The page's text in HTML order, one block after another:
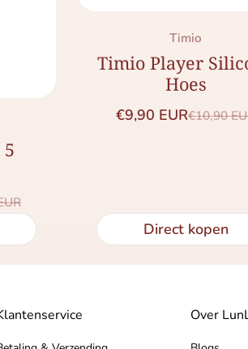
Merk:
Timio
Timio Player
Hoes
Saleprijs
€9,90 EURNormale
€10,90
Direct kopen
Over